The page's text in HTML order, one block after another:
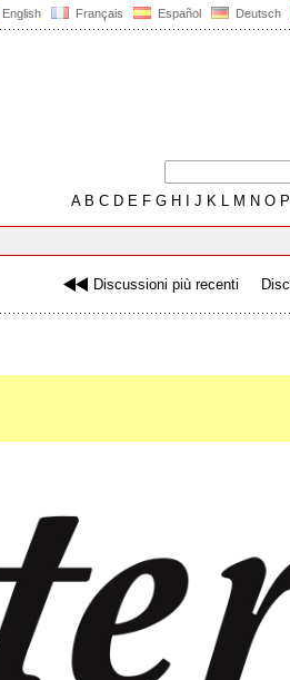
English Français Español Deutsch
AB C D E F G H J K L M N O P
Discussioni più recenti